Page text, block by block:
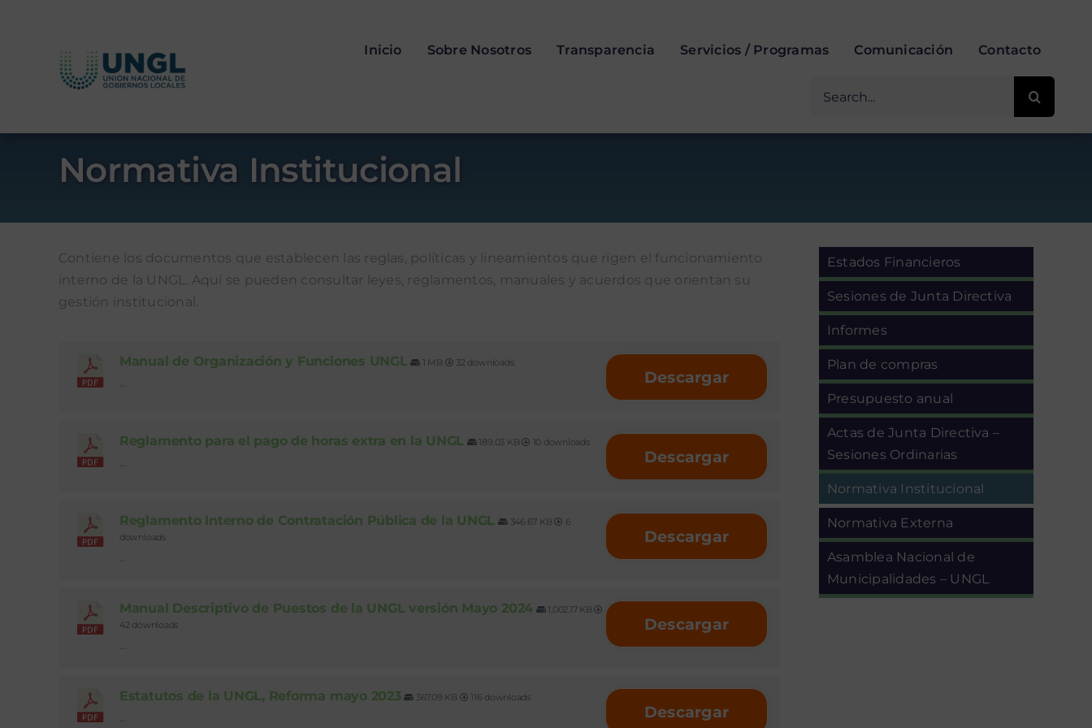
Inicio Sobre Nosotros Transparencia Servicios / Programas Comunicación Contacto
Normativa Institucional
Contiene los documentos que establecen las reglas, políticas y lineamientos que rigen el funcionamiento
interno de la UNGL. Aquí se pueden consultar leyes, reglamentos, manuales y acuerdos que orientan su
gestión institucional.
Manual de Organización y Funciones UNGL 1 MB 32 downloads
... Descargar
Reglamento para el pago de horas extra en la UNGL 189.03 KB 10 downloads
... Descargar
Reglamento Interno de Contratación Pública de la UNGL 346.67 KB
6
downloads
...
Descargar
Manual Descriptivo de Puestos de la UNGL versión Mayo 2024
1,002.17 KB
42 downloads
...
Descargar
Estatutos de la UNGL, Reforma mayo 2023 367.09 KB 116 downloads
... Descargar
Estados Financieros
Sesiones de Junta Directiva
Informes
Plan de compras
Presupuesto anual
Actas de Junta Directiva –
Sesiones Ordinarias
Normativa Institucional
Normativa Externa
Asamblea Nacional de
Municipalidades – UNGL